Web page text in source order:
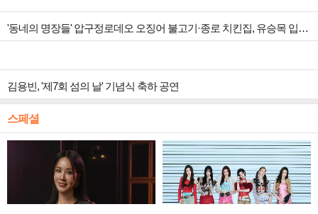
'동네의 명장들' 압구정로데오 오징어 불고기·종로 치킨집, 유승목 입맛 저격
김용빈, '제7회 섬의 날' 기념식 축하 공연
스페셜